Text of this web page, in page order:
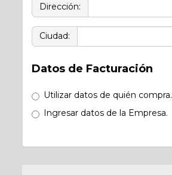
Dirección:
Ciudad:
Datos de Facturación
Utilizar datos de quién compra.
Ingresar datos de la Empresa.